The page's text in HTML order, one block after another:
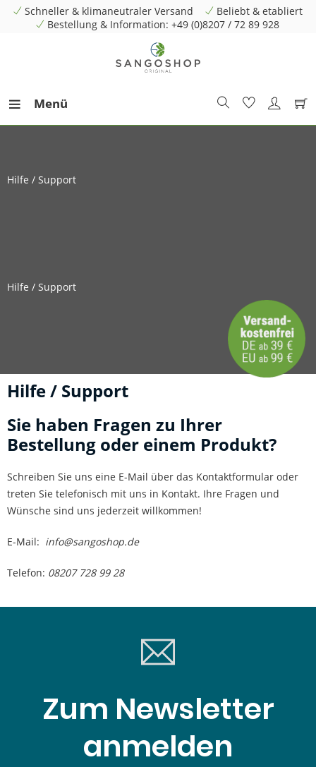
Schneller & klimaneutraler Versand
Beliebt & etabliert
Bestellung & Information: +49 (0)8207 / 72 89 928
Menü
Hilfe / Support
Hilfe / Support
Hilfe / Support
Sie haben Fragen zu Ihrer
Bestellung oder einem Produkt?
Schreiben Sie uns eine E-Mail über das Kontaktformular oder
treten Sie telefonisch mit uns in Kontakt. Ihre Fragen und
Wünsche sind uns jederzeit willkommen!
E-Mail: info@sangoshop.de
Telefon: 08207 728 99 28
Zum Newsletter
anmelden